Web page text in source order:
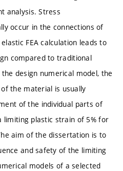
analysis. Stress
occur in the connections of
FEA calculation leads to
compared to traditional
design numerical model, the
the material is usually
of the individual parts of
limiting plastic strain of 5% for
aim of the dissertation is to
and safety of the limiting
models of a selected